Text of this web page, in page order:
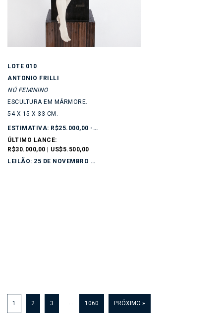
LOTE 010
ANTONIO FRILLI
NÚ FEMININO
ESCULTURA EM MÁRMORE.
54 X 15 X 33 CM.
ESTIMATIVA: R$25.000,00 - R$35.000,00
ÚLTIMO LANCE:
R$30.000,00 | US$5.500,00
LEILÃO: 25 DE NOVEMBRO DE 2025
1 2 3 1060 PRÓXIMO »